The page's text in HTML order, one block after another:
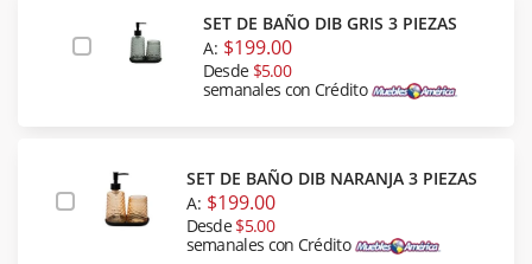
SET DE BAÑO DIB GRIS 3 PIEZAS
A: $199.00
Desde $5.00
semanales con Crédito
SET DE BAÑO DIB NARANJA 3 PIEZAS
A: $199.00
Desde$5.00
semanales con Crédito